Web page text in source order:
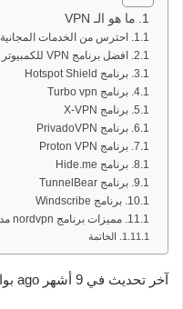
ما هو الـ VPN
احترس من الخدمات المجانية
افضل برنامج VPN للكمبيوتر 2023
برنامج Hotspot Shield
برنامج Turbo vpn
برنامج X-VPN
برنامج PrivadoVPN
برنامج Proton VPN
برنامج Hide.me
برنامج TunnelBear
برنامج Windscribe
مميزات برنامج nordvpn مدفوعة 2023
الخاتمة
آخر تحديث في 9 أشهر ago بواسطة